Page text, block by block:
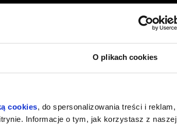
O plikach cookies
cookies, do spersonalizowania treści i reklam,
Informacje o tym, jak korzystasz z naszej